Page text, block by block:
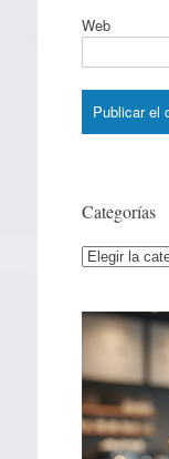
Web
Categorías
Categorías